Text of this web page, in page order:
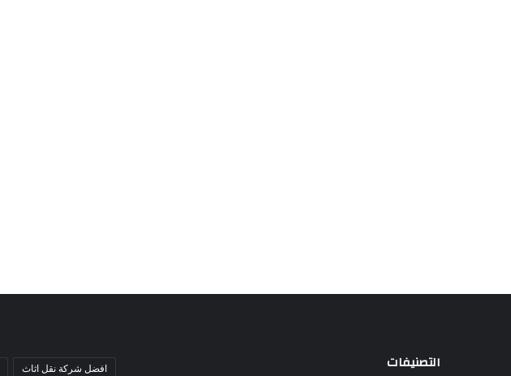
التصنيفات افضل شركة نقل اثاث